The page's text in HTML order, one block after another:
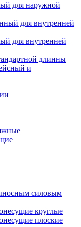
для наружной
для внутренней
для внутренней
длинны
и
силовым
круглые
плоские